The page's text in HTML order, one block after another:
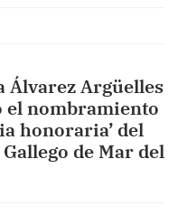
Álvarez Argüelles
nombramiento
honoraria’ del
de Mar del